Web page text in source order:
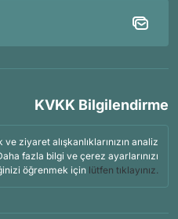
KVKK Bilgilendirme
ziyaret alışkanlıklarınızın analiz
fazla bilgi ve çerez ayarlarınızı
öğrenmek için lütfen tıklayınız.